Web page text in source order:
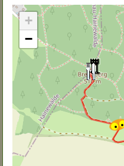
+
−